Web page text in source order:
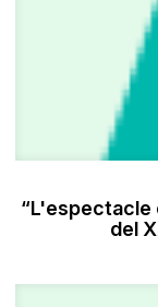
“L'espectacle
del